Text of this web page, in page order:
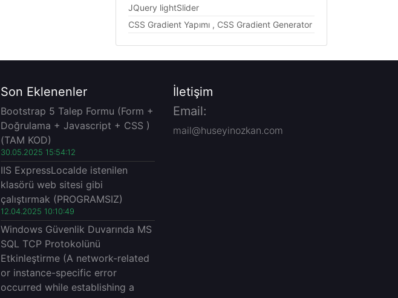
JQuery lightSlider
CSS Gradient Yapımı , CSS Gradient Generator
Son Eklenenler
Bootstrap 5 Talep Formu (Form +
Doğrulama + Javascript + CSS )
(TAM KOD)
30.05.2025 15:54:12
IIS ExpressLocalde istenilen
klasörü web sitesi gibi
çalıştırmak (PROGRAMSIZ)
12.04.2025 10:10:49
Windows Güvenlik Duvarında MS
SQL TCP Protokolünü
Etkinleştirme (A network-related
or instance-specific error
occurred while establishing a
İletişim
Email:
mail@huseyinozkan.com